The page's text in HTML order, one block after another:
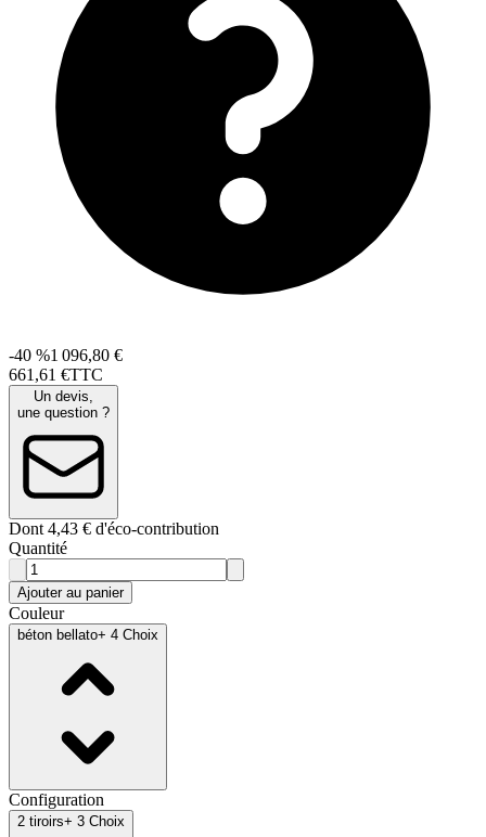
-40 %1 096,80 €
661 ,61 €TTC
Un devis,
une question ?
Dont 4,43 € d'éco-contribution
Quantité
Ajouter au panier
Couleur
béton bellato+ 4 Choix
Configuration
2 tiroirs+ 3 Choix